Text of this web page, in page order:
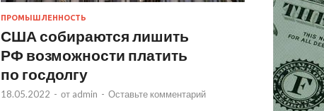
ПРОМЫШЛЕННОСТЬ
США собираются лишить
РФ возможности платить
по госдолгу
18.05.2022 - от admin - Оставьте комментарий